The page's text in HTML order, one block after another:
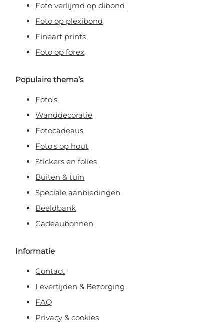
Foto verlijmd op dibond
Foto op plexibond
Fineart prints
Foto op forex
Populaire thema’s
Foto's
Wanddecoratie
Fotocadeaus
Foto's op hout
Stickers en folies
Buiten & tuin
Speciale aanbiedingen
Beeldbank
Cadeaubonnen
Informatie
Contact
Levertijden & Bezorging
FAQ
Privacy & cookies